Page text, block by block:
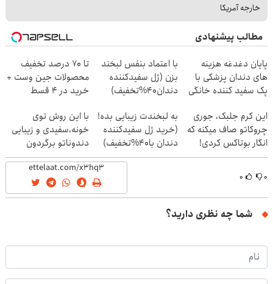
خارجه آمریکا
مطالب پیشنهادی
پایان دغدغه هزینه
های دندان پزشکی با
پک سفید کننده خانگی
با اعتماد بنفس لبخند
بزن (ژل سفیدکننده
دندان40%تخفیف)
تا 70 درصد تخفیف
محصولات جین وست +
خرید در 4 قسط
این کرم جلبک، جوری
چروکاتو صاف میکنه که
انگار بوتاکس کردی!
(تخفیف ویژه)
به لبخندت زیبایی بده!
(خرید ژل سفیدکننده
دندان با40%تخفیف)
با این روش توی
خونه،سفیدی و زیبایی
دندوناتو برگردون
(40%off)
۰ ۰
شما چه نظری دارید؟